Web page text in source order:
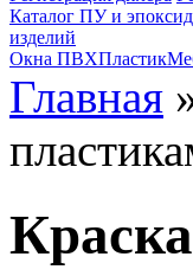
Каталог ПУ и
изделий
Окна ПВХПластик
Главная